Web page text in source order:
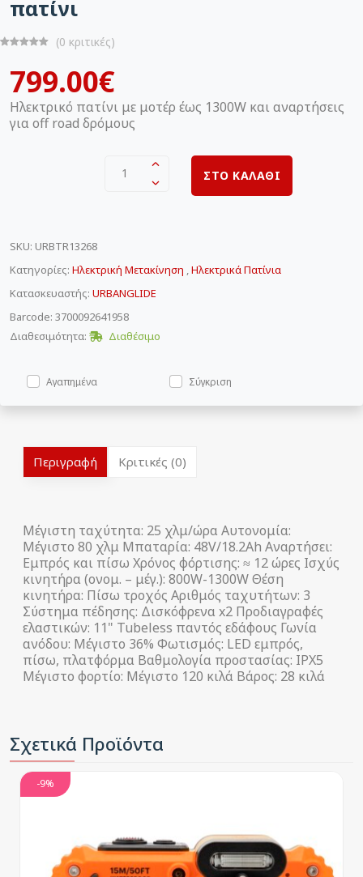
πατίνι
(0 κριτικές)
799.00€
Ηλεκτρικό πατίνι με μοτέρ έως 1300W και αναρτήσεις
για off road δρόμους
1 ΣΤΟ ΚΑΛΑΘΙ
SKU: URBTR13268
Κατηγορίες: Ηλεκτρική Μετακίνηση ,Ηλεκτρικά Πατίνια
Κατασκευαστής: URBANGLIDE
Barcode: 3700092641958
Διαθεσιμότητα:
Διαθέσιμο
Αγαπημένα Σύγκριση
Περιγραφή Κριτικές (0)
Μέγιστη ταχύτητα: 25 χλμ/ώρα Αυτονομία:
Μέγιστο 80 χλμ Μπαταρία: 48V/18.2Ah Αναρτήσει:
Εμπρός και πίσω Χρόνος φόρτισης: ≈ 12 ώρες Ισχύς
κινητήρα (ονομ. – μέγ.): 800W-1300W Θέση
κινητήρα: Πίσω τροχός Αριθμός ταχυτήτων: 3
Σύστημα πέδησης: Δισκόφρενα x2 Προδιαγραφές
ελαστικών: 11" Tubeless παντός εδάφους Γωνία
ανόδου: Μέγιστο 36% Φωτισμός: LED εμπρός,
πίσω, πλατφόρμα Βαθμολογία προστασίας: IPX5
Μέγιστο φορτίο: Μέγιστο 120 κιλά Βάρος: 28 κιλά
Σχετικά Προϊόντα
-9%